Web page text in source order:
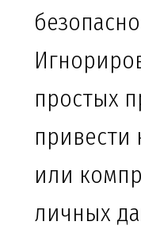
простых
привести
или
личных